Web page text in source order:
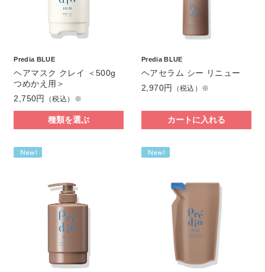
Predia BLUE
ヘアマスク クレイ ＜500g
つめかえ用＞
2,750円
（税込）※
種類を選ぶ
Predia BLUE
ヘアセラム シー リニュー
2,970円
（税込）※
カートに入れる